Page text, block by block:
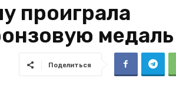
проиграла
медаль
Поделиться